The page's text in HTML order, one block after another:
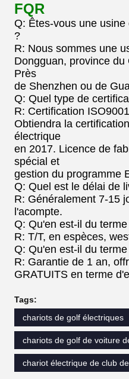
FQR
Q: Êtes-vous une
?
R: Nous sommes une
Dongguan, province
Près
de Shenzhen ou de
Q: Quel type de
R: Certification
Obtiendra la
électrique
en 2017. Licence de
spécial et
gestion du programme
Q: Quel est le délai de
R: Généralement 7-15
l'acompte.
Q: Qu'en est-il du
R: T/T, en espèces,
Q: Qu'en est-il du
R: Garantie de 1 an,
GRATUITS en terme
Tags:
chariots de golf électriques
chariots de golf de voiture
chariot électrique de club